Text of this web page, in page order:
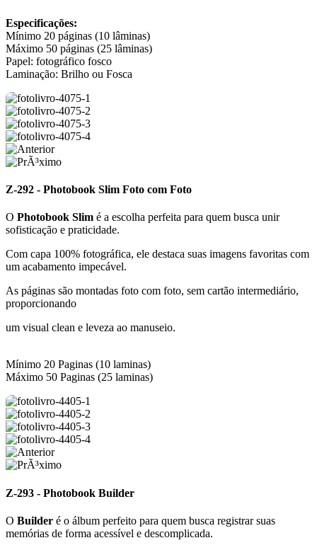
Especificações:
Mínimo 20 páginas (10 lâminas)
Máximo 50 páginas (25 lâminas)
Papel: fotográfico fosco
Laminação: Brilho ou Fosca
Z-292 - Photobook Slim Foto com Foto
O Photobook Slim é a escolha perfeita para quem busca unir
sofisticação e praticidade.
Com capa 100% fotográfica, ele destaca suas imagens favoritas com
um acabamento impecável.
As páginas são montadas foto com foto, sem cartão intermediário,
proporcionando
um visual clean e leveza ao manuseio.
Mínimo 20 Paginas (10 laminas)
Máximo 50 Paginas (25 laminas)
Z-293 - Photobook Builder
O Builder é o álbum perfeito para quem busca registrar suas
memórias de forma acessível e descomplicada.